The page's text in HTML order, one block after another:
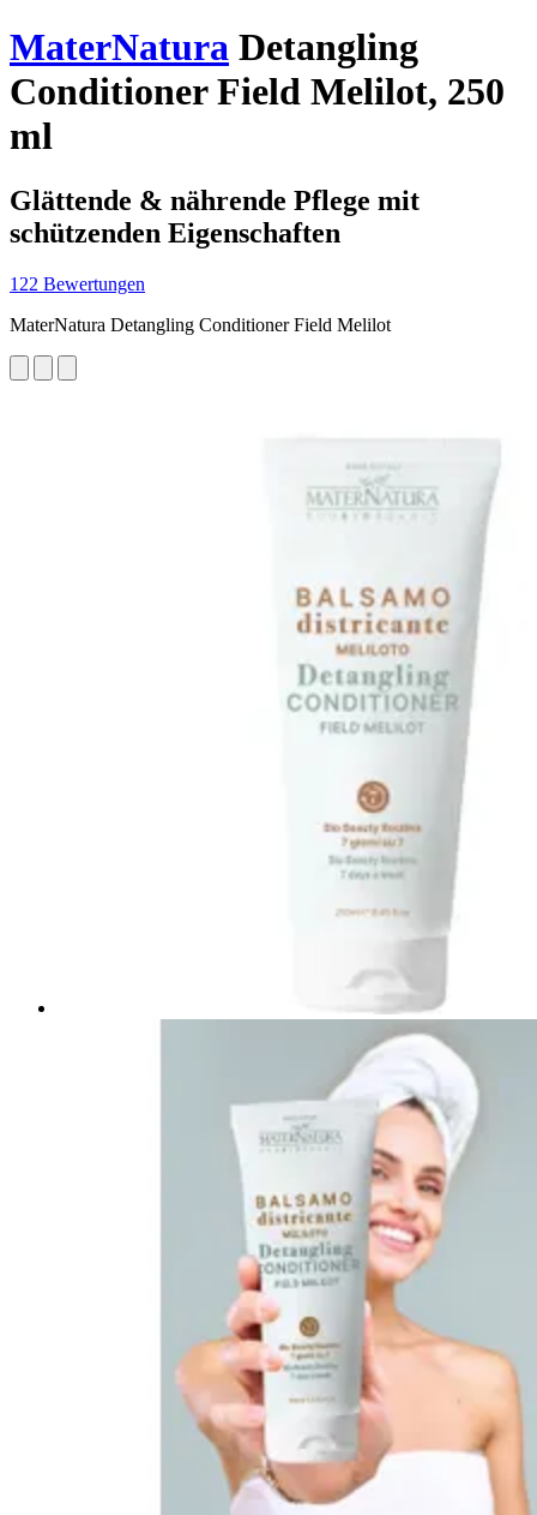
MaterNatura Detangling
Conditioner Field Melilot, 250
ml
Glättende & nährende Pflege mit
schützenden Eigenschaften
122 Bewertungen
MaterNatura Detangling Conditioner Field Melilot